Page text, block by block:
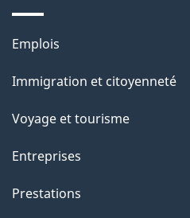
g
e
Thèmes
sujets
Emplois
Immigration et citoyenneté
Voyage et tourisme
Entreprises
Prestations